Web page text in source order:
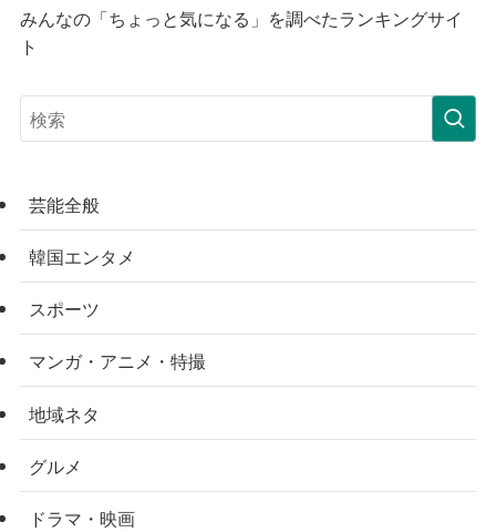
みんなの「ちょっと気になる」を調べたランキングサイ
ト
芸能全般
韓国エンタメ
スポーツ
マンガ・アニメ・特撮
地域ネタ
グルメ
ドラマ・映画